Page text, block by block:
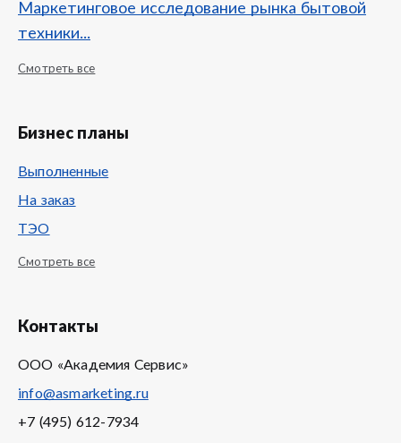
Маркетинговое исследование рынка бытовой
техники...
Смотреть все
Бизнес планы
Выполненные
На заказ
ТЭО
Смотреть все
Контакты
ООО «Академия Сервис»
info@asmarketing.ru
+7 (495) 612-7934